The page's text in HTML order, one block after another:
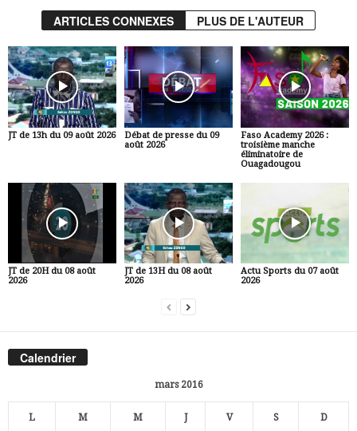
ARTICLES CONNEXES PLUS DE L'AUTEUR
JT de 13h du 09 août 2026
Débat de presse du 09
août 2026
Faso Academy 2026 :
troisième manche
éliminatoire de
Ouagadougou
JT de 20H du 08 août
2026
JT de 13H du 08 août
2026
Actu Sports du 07 août
2026
Calendrier
mars 2016
L M M J V S D